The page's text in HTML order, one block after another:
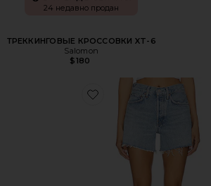
24 недавно продан
ТРЕККИНГОВЫЕ КРОССОВКИ XT-6
Salomon
$180
Favorite ШОРТЫ PARKER